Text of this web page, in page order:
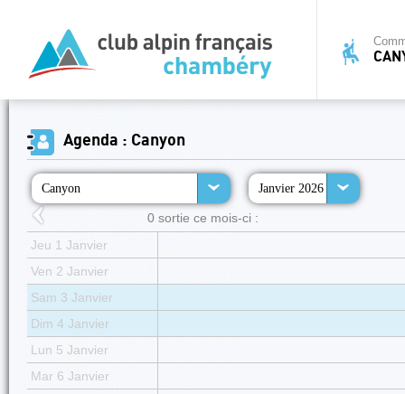
Agenda : Canyon
Canyon Janvier 2026
0 sortie ce mois-ci :
Jeu 1 Janvier
Ven 2 Janvier
Sam 3 Janvier
Dim 4 Janvier
Lun 5 Janvier
Mar 6 Janvier